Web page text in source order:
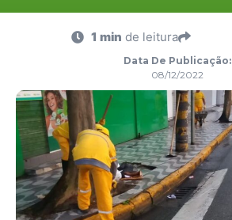
1 min de leitura
Data De Publicação:
08/12/2022